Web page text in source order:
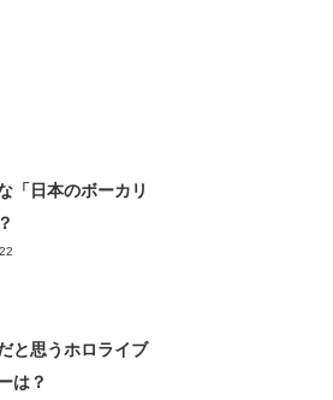
「日本のボーカリ
と思うホロライブ
は？